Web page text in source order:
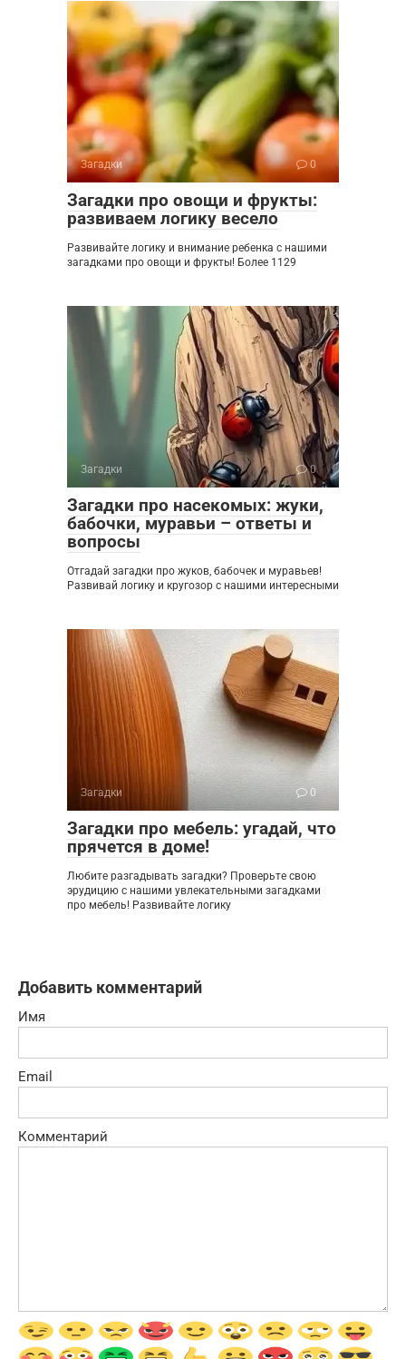
Загадки 0
Загадки про овощи и фрукты:
развиваем логику весело
Развивайте логику и внимание ребенка с нашими
загадками про овощи и фрукты! Более 1129
Загадки 0
Загадки про насекомых: жуки,
бабочки, муравьи – ответы и
вопросы
Отгадай загадки про жуков, бабочек и муравьев!
Развивай логику и кругозор с нашими интересными
Загадки 0
Загадки про мебель: угадай, что
прячется в доме!
Любите разгадывать загадки? Проверьте свою
эрудицию с нашими увлекательными загадками
про мебель! Развивайте логику
Добавить комментарий
Имя
Email
Комментарий